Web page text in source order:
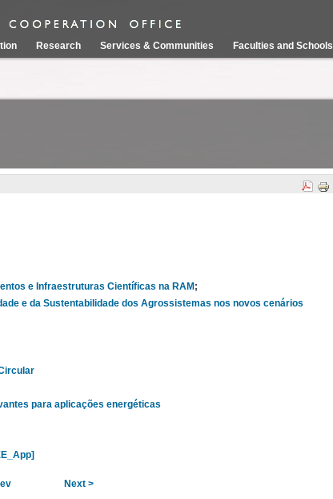
Research Services & Communities Faculties and Schools
e Infraestruturas Científicas na RAM;
e da Sustentabilidade dos Agrossistemas nos novos cenários
para aplicações energéticas
Next >